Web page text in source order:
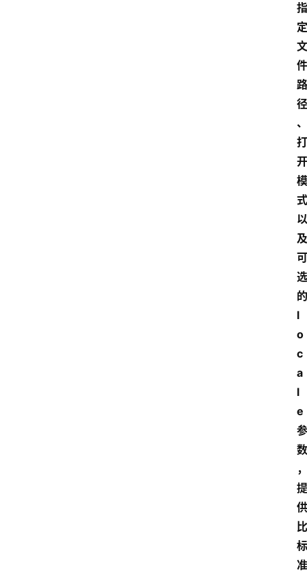
指
定
文
件
路
径
、
打
开
模
式
以
及
可
选
的
l
o
c
a
l
e
参
数
，
提
供
比
标
准